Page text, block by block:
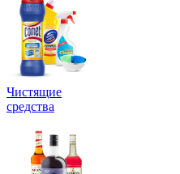
Чистящие
средства